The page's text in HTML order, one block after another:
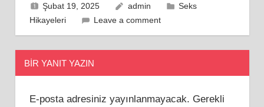
Şubat 19, 2025 admin
Seks
Hikayeleri
Leave a comment
BIR YANIT YAZIN
E-posta adresiniz yayınlanmayacak. Gerekli